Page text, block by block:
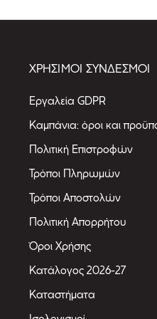
ΧΡΗΣΙΜΟΙ ΣΥΝΔΕΣΜΟΙ
Εργαλεία GDPR
Καμπάνια: όροι και
Πολιτική Επιστροφών
Τρόποι Πληρωμών
Τρόποι Αποστολών
Πολιτική Απορρήτου
Όροι Χρήσης
Κατάλογος 2026-27
Καταστήματα